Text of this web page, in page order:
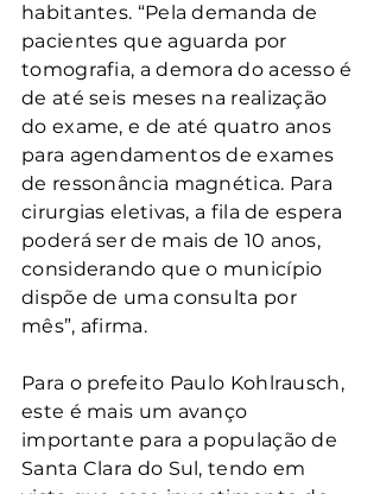
habitantes. “Pela demanda de
pacientes que aguarda por
tomografia, a demora do acesso é
de até seis meses na realização
do exame, e de até quatro anos
para agendamentos de exames
de ressonância magnética. Para
cirurgias eletivas, a fila de espera
poderá ser de mais de 10 anos,
considerando que o município
dispõe de uma consulta por
mês”, afirma.
Para o prefeito Paulo Kohlrausch,
este é mais um avanço
importante para a população de
Santa Clara do Sul, tendo em